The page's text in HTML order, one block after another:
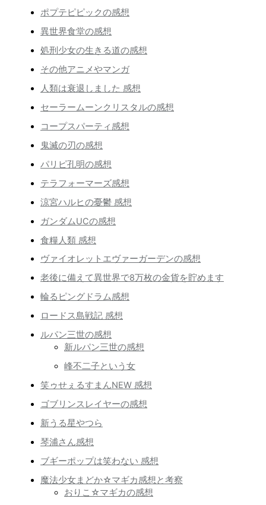
ポプテピピックの感想
異世界食堂の感想
処刑少女の生きる道の感想
その他アニメやマンガ
人類は衰退しました 感想
セーラームーンクリスタルの感想
コープスパーティ感想
鬼滅の刃の感想
パリピ孔明の感想
テラフォーマーズ感想
涼宮ハルヒの憂鬱 感想
ガンダムUCの感想
食糧人類 感想
ヴァイオレットエヴァーガーデンの感想
老後に備えて異世界で8万枚の金貨を貯めます
輪るピングドラム感想
ロードス島戦記 感想
ルパン三世の感想
新ルパン三世の感想
峰不二子という女
笑ゥせぇるすまんNEW 感想
ゴブリンスレイヤーの感想
新うる星やつら
琴浦さん感想
ブギーポップは笑わない 感想
魔法少女まどか☆マギカ感想と考察
おりこ☆マギカの感想